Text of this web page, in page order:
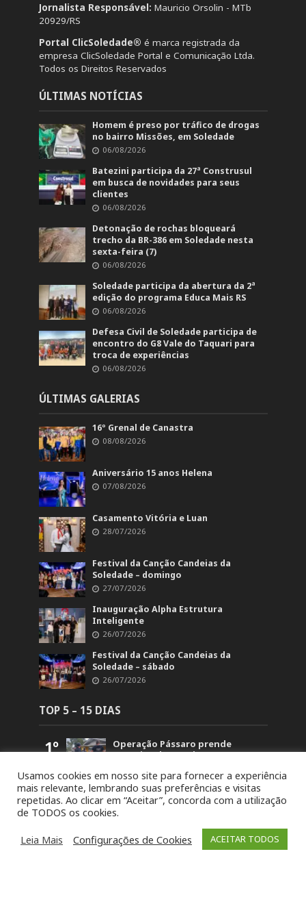
Jornalista Responsável: Mauricio Orsolin - MTb
20929/RS
Portal ClicSoledade® é marca registrada da
empresa ClicSoledade Portal e Comunicação Ltda.
Todos os Direitos Reservados
ÚLTIMAS NOTÍCIAS
Homem é preso por tráfico de drogas
no bairro Missões, em Soledade
06/08/2026
Batezini participa da 27ª Construsul
em busca de novidades para seus
clientes
06/08/2026
Detonação de rochas bloqueará
trecho da BR-386 em Soledade nesta
sexta-feira (7)
06/08/2026
Soledade participa da abertura da 2ª
edição do programa Educa Mais RS
06/08/2026
Defesa Civil de Soledade participa de
encontro do G8 Vale do Taquari para
troca de experiências
06/08/2026
ÚLTIMAS GALERIAS
16º Grenal de Canastra
08/08/2026
Aniversário 15 anos Helena
07/08/2026
Casamento Vitória e Luan
28/07/2026
Festival da Canção Candeias da
Soledade – domingo
27/07/2026
Inauguração Alpha Estrutura
Inteligente
26/07/2026
Festival da Canção Candeias da
Soledade – sábado
26/07/2026
TOP 5 – 15 DIAS
1º
Operação Pássaro prende
suspeito de mandar matar
5.876
2º
Retorno no acesso a Arvorezinha
permanece bloqueado na BR-386
até domingo (26)
3º
19ª Ronda Crioula do Piquete
Cambará é lançada na
Usamos cookies em nosso site para fornecer a experiência
mais relevante, lembrando suas preferências e visitas
repetidas. Ao clicar em “Aceitar”, concorda com a utilização
de TODOS os cookies.
Leia Mais
Configurações de Cookies ACEITAR TODOS